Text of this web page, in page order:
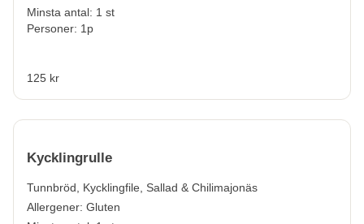
Minsta antal: 1 st
Personer: 1p
125 kr
Kycklingrulle
Tunnbröd, Kycklingfile, Sallad & Chilimajonäs
Allergener: Gluten